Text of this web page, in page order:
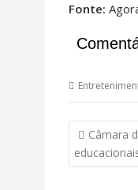
Fonte:
de
Post
Câmara